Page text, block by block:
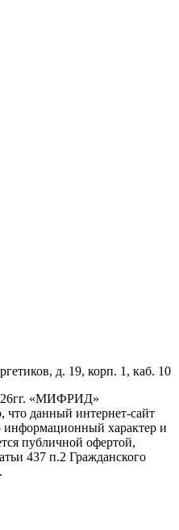
д. 19, корп. 1, каб. 10
«МИФРИД»
данный интернет-сайт
характер и
публичной офертой,
437 п.2 Гражданского